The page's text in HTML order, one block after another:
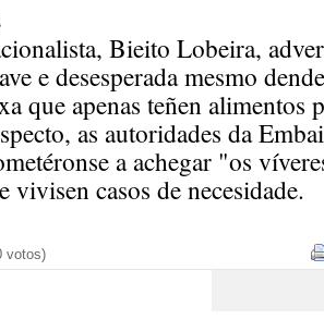
Bieito Lobeira,
e desesperada mesmo
que apenas teñen alimentos
as autoridades da
a achegar "os
vivisen casos de necesidade.
votos)